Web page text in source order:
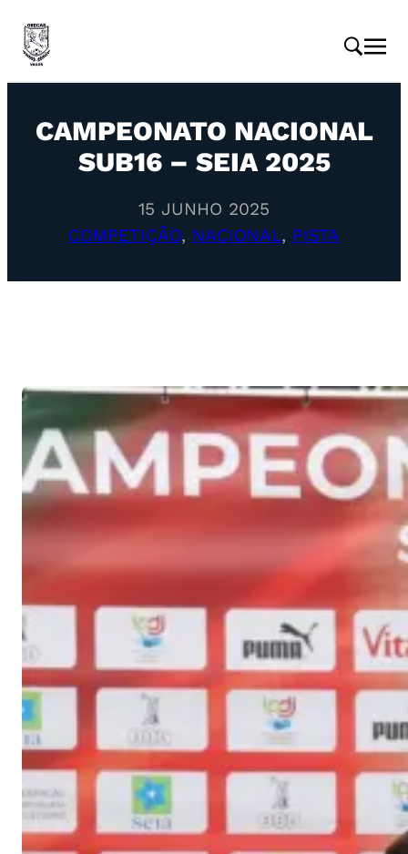
CAMPEONATO NACIONAL
SUB16 – SEIA 2025
15 JUNHO 2025
COMPETIÇÃO, NACIONAL, PISTA